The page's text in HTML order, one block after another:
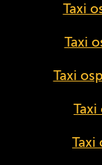
Taxi
Taxi
Taxi
Taxi
Taxi